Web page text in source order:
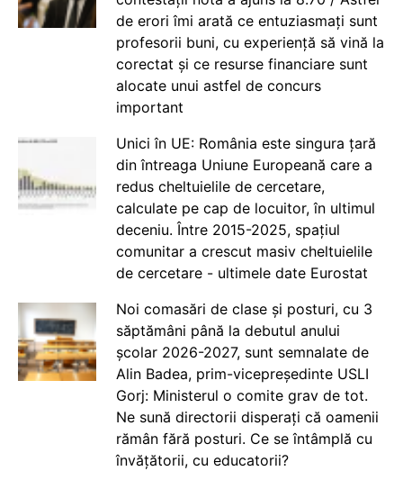
de erori îmi arată ce entuziasmați sunt
profesorii buni, cu experiență să vină la
corectat și ce resurse financiare sunt
alocate unui astfel de concurs
important
Unici în UE: România este singura țară
din întreaga Uniune Europeană care a
redus cheltuielile de cercetare,
calculate pe cap de locuitor, în ultimul
deceniu. Între 2015-2025, spațiul
comunitar a crescut masiv cheltuielile
de cercetare - ultimele date Eurostat
Noi comasări de clase și posturi, cu 3
săptămâni până la debutul anului
școlar 2026-2027, sunt semnalate de
Alin Badea, prim-vicepreședinte USLI
Gorj: Ministerul o comite grav de tot.
Ne sună directorii disperați că oamenii
rămân fără posturi. Ce se întâmplă cu
învățătorii, cu educatorii?